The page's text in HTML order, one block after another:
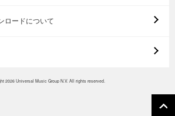
ロードについて
2026 Universal Music Group N.V. All rights reserved.